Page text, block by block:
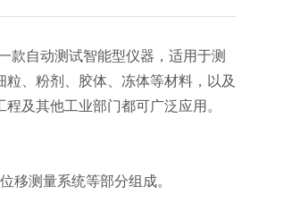
款自动测试智能型仪器，适用于测
、粉剂、胶体、冻体等材料，以及
及其他工业部门都可广泛应用。
移测量系统等部分组成。